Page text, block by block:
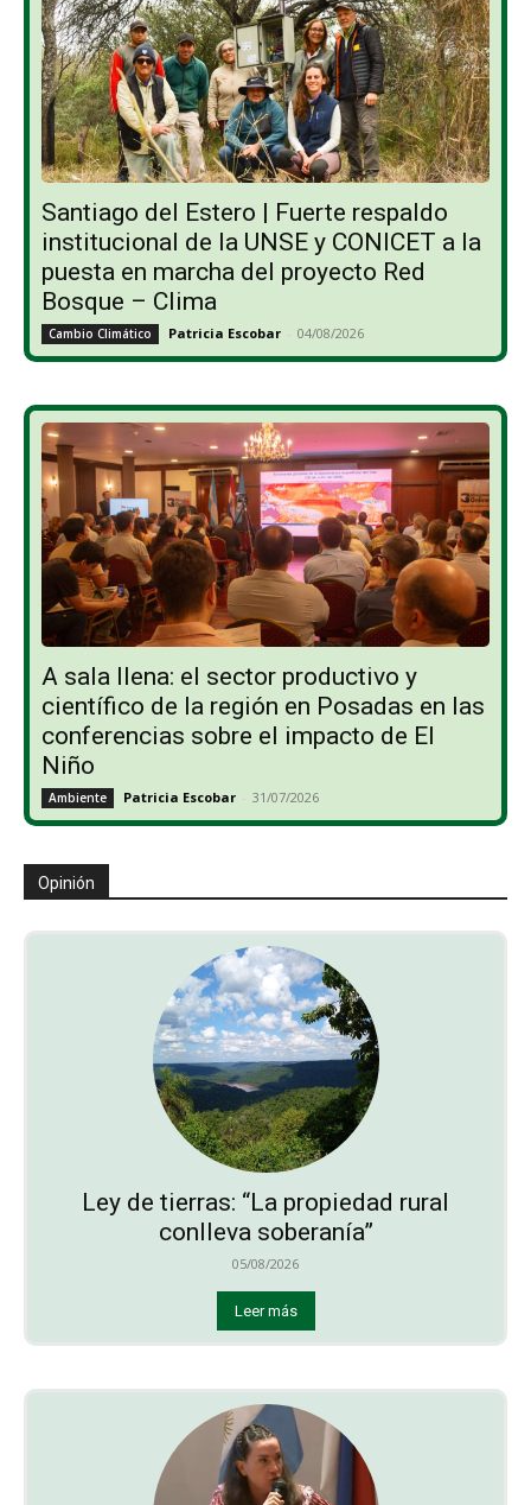
Santiago del Estero | Fuerte respaldo
institucional de la UNSE y CONICET a la
puesta en marcha del proyecto Red
Bosque – Clima
Cambio Climático Patricia Escobar - 04/08/2026
A sala llena: el sector productivo y
científico de la región en Posadas en las
conferencias sobre el impacto de El
Niño
Ambiente Patricia Escobar - 31/07/2026
Opinión
Ley de tierras: “La propiedad rural
conlleva soberanía”
05/08/2026
Leer más